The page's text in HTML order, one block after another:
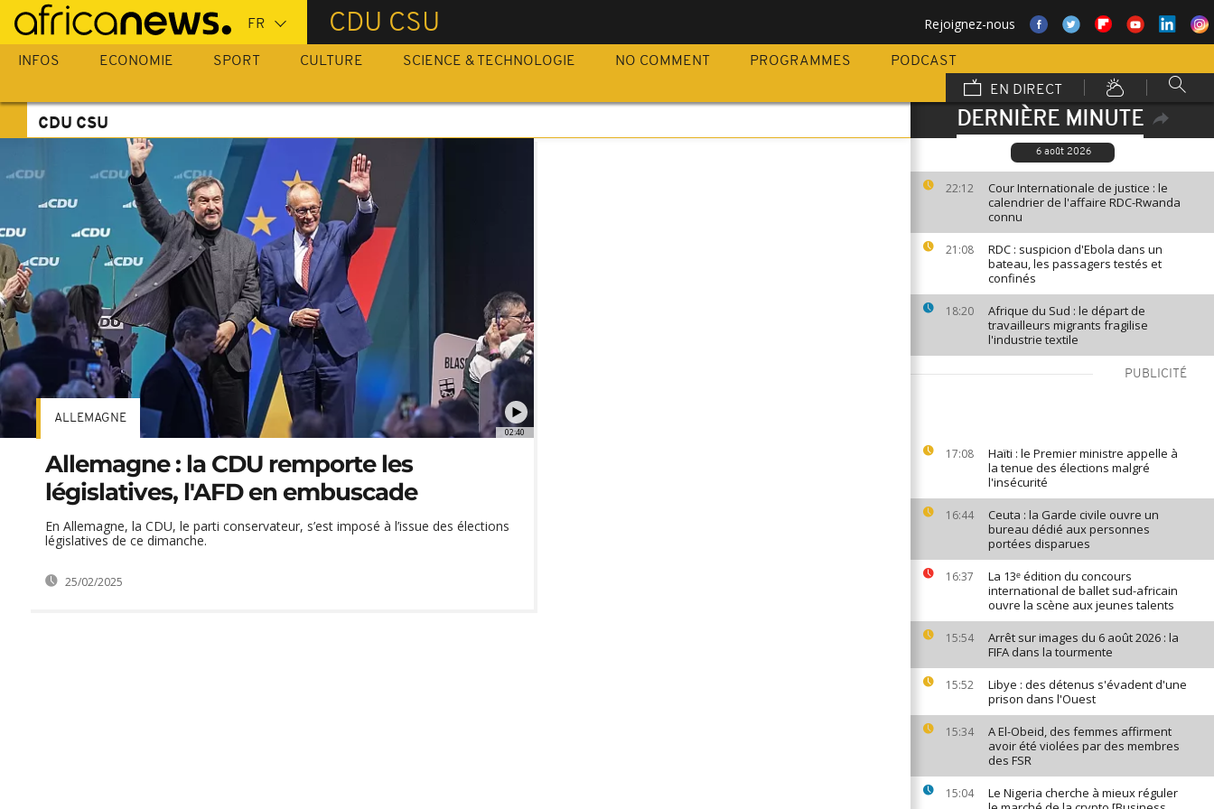
Passer
au
contenu
CDU CSU Rejoignez-nous
INFOS ECONOMIE SPORT CULTURE SCIENCE & TECHNOLOGIE NO COMMENT PROGRAMMES
PODCAST
EN DIRECT
DERNIÈRE MINUTE
6 août 2026
22:12
Cour Internationale de justice : le
calendrier de l'affaire RDC-Rwanda
connu
21:08
RDC : suspicion d'Ebola dans un
bateau, les passagers testés et
confinés
18:20
Afrique du Sud : le départ de
travailleurs migrants fragilise
l'industrie textile
PUBLICITÉ
17:08
Haïti : le Premier ministre appelle à
la tenue des élections malgré
l'insécurité
16:44
Ceuta : la Garde civile ouvre un
bureau dédié aux personnes
portées disparues
16:37
La 13ᵉ édition du concours
international de ballet sud-africain
ouvre la scène aux jeunes talents
15:54
Arrêt sur images du 6 août 2026 : la
FIFA dans la tourmente
15:52
Libye : des détenus s'évadent d'une
prison dans l'Ouest
15:34
A El-Obeid, des femmes affirment
avoir été violées par des membres
des FSR
15:04
Le Nigeria cherche à mieux réguler
CDU CSU
02:40
ALLEMAGNE
Allemagne : la CDU remporte les
législatives, l'AFD en embuscade
En Allemagne, la CDU, le parti conservateur, s’est imposé à l’issue des élections
législatives de ce dimanche.
25/02/2025